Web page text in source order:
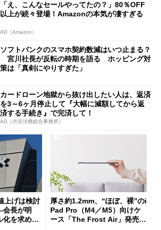
「え、こんなセールやってたの？」80％OFF
以上が続々登場！Amazonの本気が凄すぎる
AD（Amazon）
ソフトバンクのスマホ契約数減はいつ止まる？
宮川社長が反転の時期を語る ホッピング対
策は「真剣にやりすぎた」
カードローン地獄から抜け出したい人は、返済
を3～6ヶ月停止して『大幅に減額してから返
済する手続き』で完済して！
AD（渋谷法務総合事務所）
上げは検討
長が明
を求める
厚さ約1.2mm、“ほぼ、裸”のi
Pad Pro（M4／M5）向けケ
ース「The Frost Air」発売